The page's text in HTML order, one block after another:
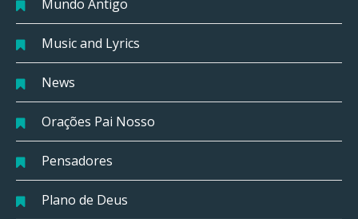
Mundo Antigo
Music and Lyrics
News
Orações Pai Nosso
Pensadores
Plano de Deus